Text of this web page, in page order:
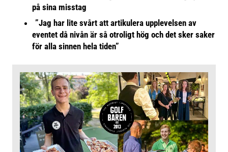
på sina misstag
”Jag har lite svårt att artikulera upplevelsen av
eventet då nivån är så otroligt hög och det sker saker
för alla sinnen hela tiden”